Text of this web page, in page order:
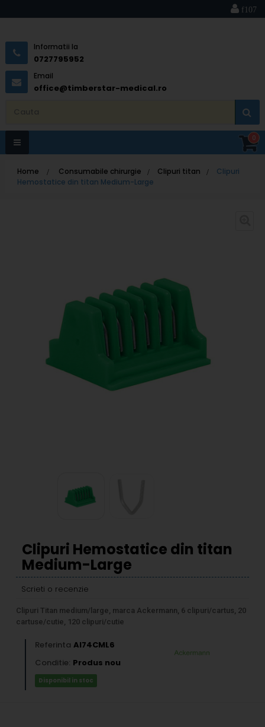
Informatii la
0727795952
Email
office@timberstar-medical.ro
navigation
0
Home > Consumabile chirurgie > Clipuri titan >
Clipuri
Hemostatice din titan Medium-Large
Clipuri Hemostatice din titan
Medium-Large
Scrieti o recenzie
Clipuri Titan medium/large, marca Ackermann, 6 clipuri/cartus, 20
cartuse/cutie, 120 clipuri/cutie
Referinta AI74CML6
Conditie: Produs nou
Disponibil in stoc